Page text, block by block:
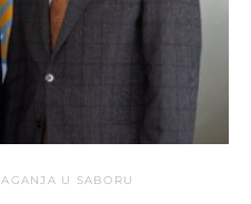
U SABORU